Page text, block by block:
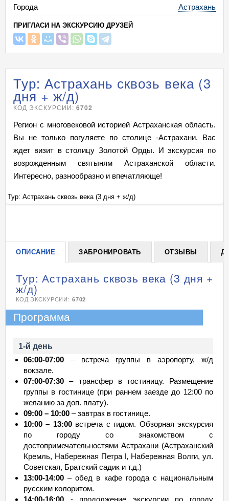
Города
Астрахань
ПРИГЛАСИ НА ЭКСКУРСИЮ ДРУЗЕЙ
Тур: Астрахань сквозь века (3
дня + ж/д)
КОД ЭКСКУРСИИ:6702
Регион с многовековой историей Астраханская область.
Вы не только погуляете по столице -Астрахани. Вас
ждет визит в столицу Золотой Орды. И экскурсия по
возрожденным святыням Астраханской области.
Интересно, разнообразно и впечатляюще!
Тур: Астрахань сквозь века (3 дня + ж/д)
ОПИСАНИЕ ЗАБРОНИРОВАТЬ ОТЗЫВЫ
Тур: Астрахань сквозь века (3 дня +
ж/д)
КОД ЭКСКУРСИИ: 6702
Программа
1-й день
06:00-07:00 – встреча группы в аэропорту, ж/д
вокзале.
07:00-07:30 – трансфер в гостиницу. Размещение
группы в гостинице (при раннем заезде до 12:00 по
желанию за доп. плату).
09:00 – 10:00 – завтрак в гостинице.
10:00 – 13:00встреча с гидом. Обзорная экскурсия
по городу со знакомством с
достопримечательностями Астрахани (Астраханский
Кремль, Набережная Петра I, Набережная Волги, ул.
Советская, Братский садик и т.д.)
13:00-14:00 – обед в кафе города с национальным
русским колоритом.
14:00-16:00 - продолжение экскурсии по городу